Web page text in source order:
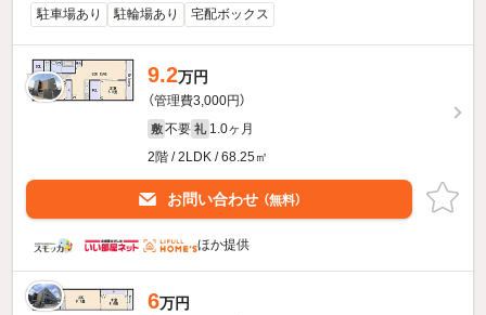
駐車場あり 駐輪場あり 宅配ボックス
9.2万円
（管理費3,000円）
敷 不要 礼 1.0ヶ月
2階 / 2LDK / 68.25㎡
お問い合わせ （無料）
ほか提供
6万円